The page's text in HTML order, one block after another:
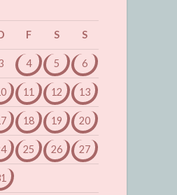
F S S
4 5 6
11 12 13
18 19 20
25 26 27